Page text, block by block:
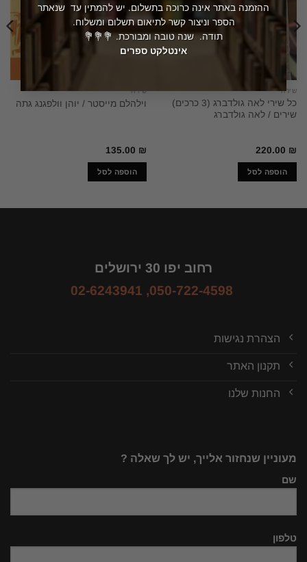
ההזמנה באתר אינה כרוכה בתשלום. יש להמתין עד שנאתר
הספר וניצור קשר לתיאום תשלום ומשלוח.
תודה. שנה טובה ומבורכת. 💐💐💐
אינטלקט ספרים
שירה
כל שירי לאה גולדברג (3 כרכים)
שירים / לאה גולדברג
220.00 ₪
הוספה לסל
שירה
וילהלם מייסטר / יוהן וולפגנג גתה
135.00 ₪
הוספה לסל
רחוב יפו 30 ירושלים
050-722-4598
,
02-6243941
הצהרת נגישות
תקנון האתר
החנות שלנו
מעוניין שנחזור אלייך, יש לך שאלה ?
שם
טלפון